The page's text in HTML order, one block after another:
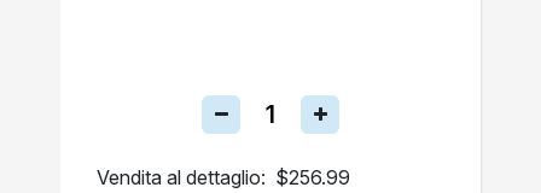
Vendita al dettaglio: $256.99